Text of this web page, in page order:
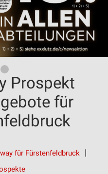
Prospekt
für
für Fürstenfeldbruck